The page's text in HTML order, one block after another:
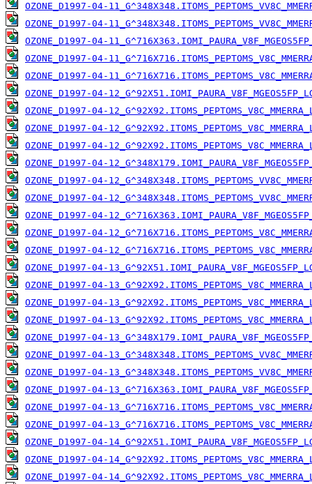
OZONE_D1997-04-
OZONE_D1997-04-
OZONE_D1997-04-
OZONE_D1997-04-
OZONE_D1997-04-
OZONE_D1997-04-
OZONE_D1997-04-
OZONE_D1997-04-
OZONE_D1997-04-
OZONE_D1997-04-
OZONE_D1997-04-
OZONE_D1997-04-
OZONE_D1997-04-
OZONE_D1997-04-
OZONE_D1997-04-
OZONE_D1997-04-
OZONE_D1997-04-
OZONE_D1997-04-
OZONE_D1997-04-
OZONE_D1997-04-
OZONE_D1997-04-
OZONE_D1997-04-
OZONE_D1997-04-
OZONE_D1997-04-
OZONE_D1997-04-
OZONE_D1997-04-
OZONE_D1997-04-
OZONE_D1997-04-